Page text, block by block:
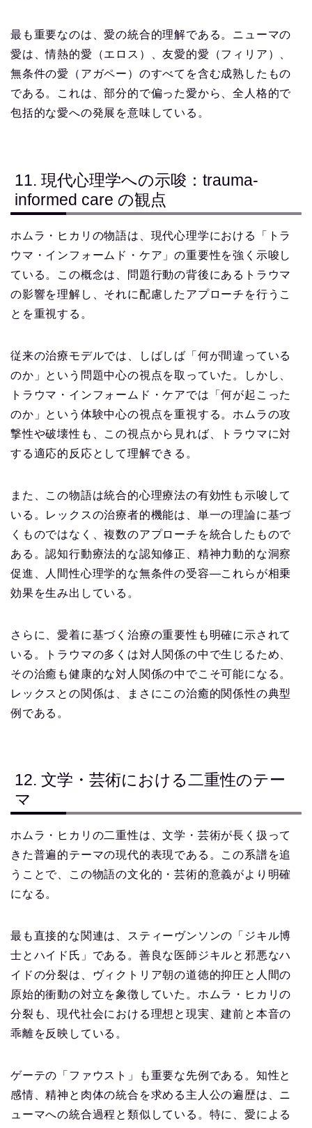
最も重要なのは、愛の統合的理解である。ニューマの
愛は、情熱的愛（エロス）、友愛的愛（フィリア）、
無条件の愛（アガペー）のすべてを含む成熟したもの
である。これは、部分的で偏った愛から、全人格的で
包括的な愛への発展を意味している。
11. 現代心理学への示唆：trauma-
informed care の観点
ホムラ・ヒカリの物語は、現代心理学における「トラ
ウマ・インフォームド・ケア」の重要性を強く示唆し
ている。この概念は、問題行動の背後にあるトラウマ
の影響を理解し、それに配慮したアプローチを行うこ
とを重視する。
従来の治療モデルでは、しばしば「何が間違っている
のか」という問題中心の視点を取っていた。しかし、
トラウマ・インフォームド・ケアでは「何が起こった
のか」という体験中心の視点を重視する。ホムラの攻
撃性や破壊性も、この視点から見れば、トラウマに対
する適応的反応として理解できる。
また、この物語は統合的心理療法の有効性も示唆して
いる。レックスの治療者的機能は、単一の理論に基づ
くものではなく、複数のアプローチを統合したもので
ある。認知行動療法的な認知修正、精神力動的な洞察
促進、人間性心理学的な無条件の受容—これらが相乗
効果を生み出している。
さらに、愛着に基づく治療の重要性も明確に示されて
いる。トラウマの多くは対人関係の中で生じるため、
その治癒も健康的な対人関係の中でこそ可能になる。
レックスとの関係は、まさにこの治癒的関係性の典型
例である。
12. 文学・芸術における二重性のテー
マ
ホムラ・ヒカリの二重性は、文学・芸術が長く扱って
きた普遍的テーマの現代的表現である。この系譜を追
うことで、この物語の文化的・芸術的意義がより明確
になる。
最も直接的な関連は、スティーヴンソンの「ジキル博
士とハイド氏」である。善良な医師ジキルと邪悪なハ
イドの分裂は、ヴィクトリア朝の道徳的抑圧と人間の
原始的衝動の対立を象徴していた。ホムラ・ヒカリの
分裂も、現代社会における理想と現実、建前と本音の
乖離を反映している。
ゲーテの「ファウスト」も重要な先例である。知性と
感情、精神と肉体の統合を求める主人公の遍歴は、ニ
ューマへの統合過程と類似している。特に、愛による